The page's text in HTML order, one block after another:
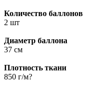
Количество баллонов
2 шт
Диаметр баллона
37 см
Плотность ткани
850 г/м?